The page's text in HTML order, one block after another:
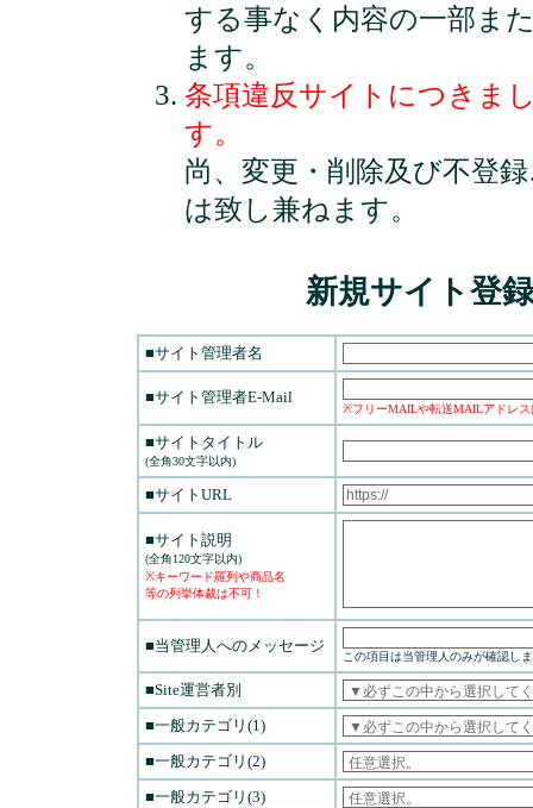
する事なく内容の一部ま
ます。
条項違反サイトにつきま
す。
尚、変更・削除及び不登
は致し兼ねます。
新規サイト登
■サイト管理者名
■サイト管理者E-Mail
※フリーMAILや転送MAILアドレス
■サイトタイトル
(全角30文字以内)
■サイトURL
■サイト説明
(全角120文字以内)
※キーワード羅列や商品名
等の列挙体裁は不可！
■当管理人へのメッセージ
この項目は当管理人のみが確認し
■Site運営者別
■一般カテゴリ(1)
■一般カテゴリ(2)
■一般カテゴリ(3)